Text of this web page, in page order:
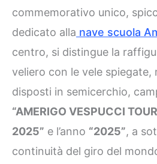
commemorativo unico,
dedicato alla nave scuola
centro, si distingue la
veliero con le vele spiegate,
disposti in semicerchio,
“AMERIGO VESPUCCI
2025” e l’anno “2025”, a
continuità del giro del